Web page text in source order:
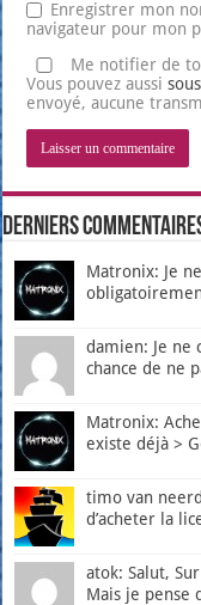
Enregistrer mon
navigateur pour mon
Me notifier de
Vous pouvez aussi
envoyé, aucune
Derniers
Matronix: Je
damien: Je ne
chance de ne
Matronix:
existe déjà >
timo van
d’acheter la
atok: Salut,
Mais je pense